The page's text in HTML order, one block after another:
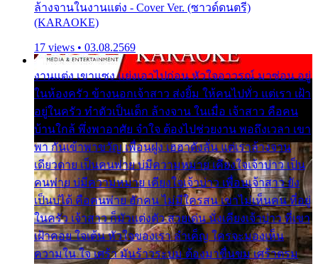
ล้างจานในงานแต่ง - Cover Ver. (ซาวด์ดนตรี)
(KARAOKE)
17 views • 03.08.2569
งานแต่ง เขาแซง แย่งเอาไปก่อน หัวใจอาวรณ์ มาซ่อน อยู่
ในห้องครัว ข้างนอกเจ้าสาว ส่งยิ้ม ให้คนไปทั่ว แต่เรา เฝ้า
อยู่ในครัว ทำตัวเป็นเด็ก ล้างจาน ในเมื่อ เจ้าสาว คือคน
บ้านใกล้ พึ่งพาอาศัย จำใจ ต้องไปช่วยงาน พอถึงเวลา เขา
พา กันเข้าพาขวัญ เพื่อนฝูง เฮฮาดังลั่น แต่เราล้างจาน
เดียวดาย เป็นคนพ่าย บ่มีความหมาย เคียงใจเจ้าบ่าว เป็น
คนพ่าย บ่มีความหมาย เคียงใจเจ้าบ่าว เพื่อนเจ้าสาว ยัง
เป็นบ่ได้ คือคนพ่าย ฮักคน ไม่มีใครสน เขาไม่เห็นคน ที่อยู่
ในครัว เจ้าสาว ก็มัวแต่งตัว สวยเด่น นั่งเคียงเจ้าบ่าว ที่เขา
เฝ้าคอย ใจเต้น หัวใจของเรา ลำเค็ญ ใครจะมองเห็น
ความใน ใจ เศร้า มันร้าวระบม ต้องมาขื่นขม เศร้าตรม